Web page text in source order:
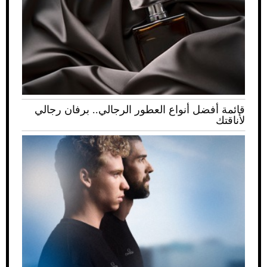
قائمة أفضل أنواع العطور الرجالي.. برفان رجالي
لأناقتك